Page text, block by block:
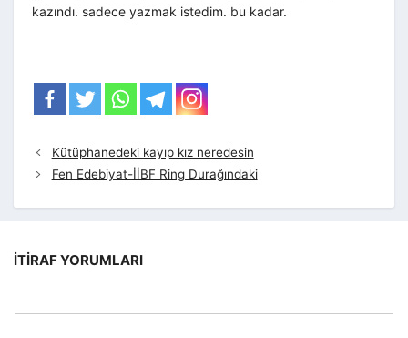
kazındı. sadece yazmak istedim. bu kadar.
Kütüphanedeki kayıp kız neredesin
Fen Edebiyat-İİBF Ring Durağındaki
İTIRAF YORUMLARI